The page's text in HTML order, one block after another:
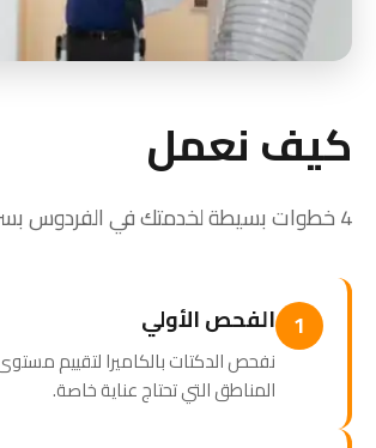
كيف نعمل
4 خطوات بسيطة لخدمتك في الفردوس بسرعة واحترافية
1 الفحص الأولي
نفحص الدكتات بالكاميرا لتقييم
المناطق التي تحتاج عناية خاصة.